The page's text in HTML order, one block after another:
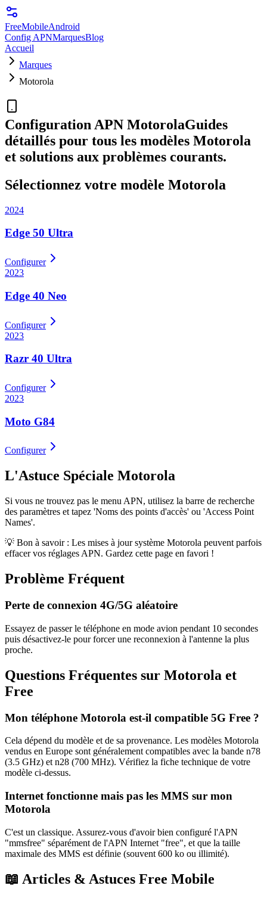
FreeMobileAndroid
Config APNMarquesBlog
Accueil
Marques
Motorola
Configuration APN MotorolaGuides
détaillés pour tous les modèles Motorola
et solutions aux problèmes courants.
Sélectionnez votre modèle Motorola
2024
Edge 50 Ultra
Configurer
2023
Edge 40 Neo
Configurer
2023
Razr 40 Ultra
Configurer
2023
Moto G84
Configurer
L'Astuce Spéciale Motorola
Si vous ne trouvez pas le menu APN, utilisez la barre de recherche
des paramètres et tapez 'Noms des points d'accès' ou 'Access Point
Names'.
💡 Bon à savoir : Les mises à jour système Motorola peuvent parfois
effacer vos réglages APN. Gardez cette page en favori !
Problème Fréquent
Perte de connexion 4G/5G aléatoire
Essayez de passer le téléphone en mode avion pendant 10 secondes
puis désactivez-le pour forcer une reconnexion à l'antenne la plus
proche.
Questions Fréquentes sur Motorola et
Free
Mon téléphone Motorola est-il compatible 5G Free ?
Cela dépend du modèle et de sa provenance. Les modèles Motorola
vendus en Europe sont généralement compatibles avec la bande n78
(3.5 GHz) et n28 (700 MHz). Vérifiez la fiche technique de votre
modèle ci-dessus.
Internet fonctionne mais pas les MMS sur mon
Motorola
C'est un classique. Assurez-vous d'avoir bien configuré l'APN
"mmsfree" séparément de l'APN Internet "free", et que la taille
maximale des MMS est définie (souvent 600 ko ou illimité).
📖 Articles & Astuces Free Mobile